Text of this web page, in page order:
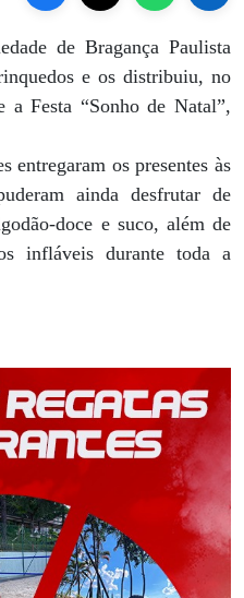
de Bragança Paulista
e os distribuiu, no
a Festa “Sonho de Natal”,
entregaram os presentes às
ainda desfrutar de
doce e suco, além de
infláveis durante toda a